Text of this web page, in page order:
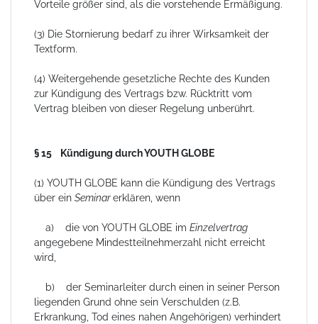
Vorteile größer sind, als die vorstehende Ermäßigung.
(3) Die Stornierung bedarf zu ihrer Wirksamkeit der
Textform.
(4) Weitergehende gesetzliche Rechte des Kunden
zur Kündigung des Vertrags bzw. Rücktritt vom
Vertrag bleiben von dieser Regelung unberührt.
§ 15 Kündigung durch YOUTH GLOBE
(1) YOUTH GLOBE kann die Kündigung des Vertrags
über ein Seminarerklären, wenn
a) die von YOUTH GLOBE im Einzelvertrag
angegebene Mindestteilnehmerzahl nicht erreicht
wird,
b) der Seminarleiter durch einen in seiner Person
liegenden Grund ohne sein Verschulden (z.B.
Erkrankung, Tod eines nahen Angehörigen) verhindert